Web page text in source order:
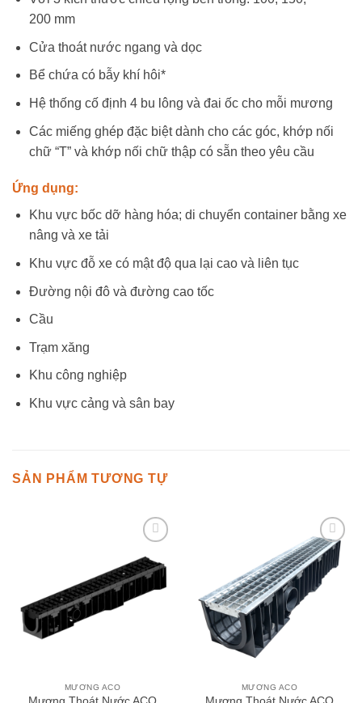
200 mm
Cửa thoát nước ngang và dọc
Bể chứa có bẫy khí hôi*
Hệ thống cố định 4 bu lông và đai ốc cho mỗi mương
Các miếng ghép đặc biệt dành cho các góc, khớp nối
chữ “T” và khớp nối chữ thập có sẵn theo yêu cầu
Ứng dụng:
Khu vực bốc dỡ hàng hóa; di chuyển container bằng xe
nâng và xe tải
Khu vực đỗ xe có mật độ qua lại cao và liên tục
Đường nội đô và đường cao tốc
Cầu
Trạm xăng
Khu công nghiệp
Khu vực cảng và sân bay
SẢN PHẨM TƯƠNG TỰ
wishlist
MƯƠNG ACO
Add to
wishlist
MƯƠNG ACO